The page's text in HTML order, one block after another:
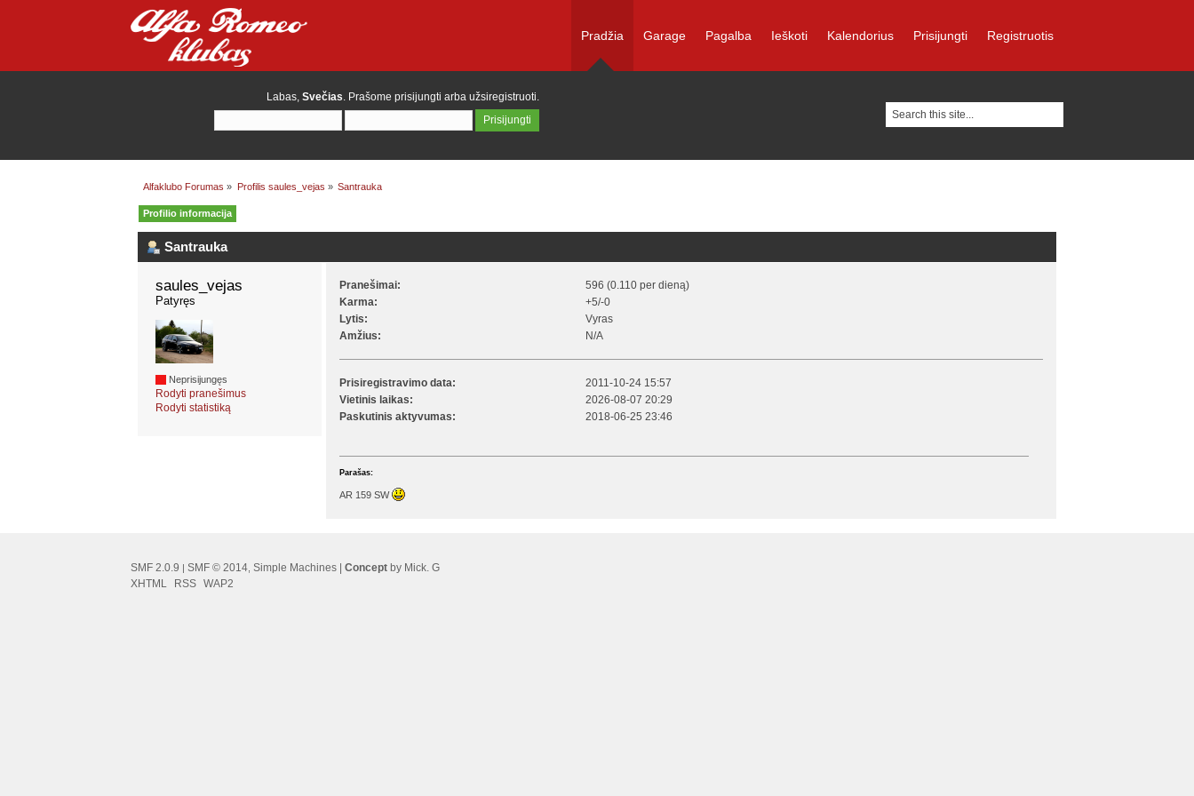
Pradžia Garage Pagalba Ieškoti Kalendorius Prisijungti Registruotis
Labas, Svečias. Prašome prisijungti arba užsiregistruoti.
Alfaklubo Forumas » Profilis saules_vejas » Santrauka
Profilio informacija
Santrauka
saules_vejas
Patyręs
Neprisijungęs
Rodyti pranešimus
Rodyti statistiką
Pranešimai:
596 (0.110 per dieną)
Karma:
+5/-0
Lytis:
Vyras
Amžius:
N/A
Prisiregistravimo data:
2011-10-24 15:57
Vietinis laikas:
2026-08-07 20:29
Paskutinis aktyvumas:
2018-06-25 23:46
Parašas:
AR 159 SW
SMF 2.0.9 | SMF © 2014 Simple Machines Concept by Mick. G
XHTML
RSS WAP2